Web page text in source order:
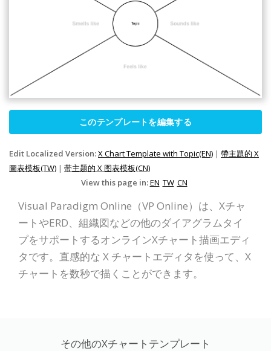
このテンプレートを編集する
Edit Localized Version:X Chart Template with Topic(EN) | 帶主題的 X
圖表模板(TW) | 带主题的 X 图表模板(CN)
View this page in:EN TW CN
Visual Paradigm Online（VP Online）は、Xチャ
ートやERD、組織図などの他のダイアグラムタイ
プをサポートするオンラインXチャート描画エディ
タです。直感的な X チャートエディタを使って、X
チャートを数秒で描くことができます。
その他のXチャートテンプレート